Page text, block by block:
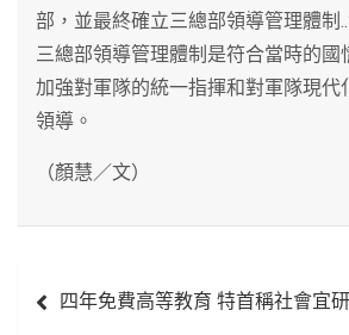
部，並最終確立三總部領導管理體制
三總部領導管理體制是符合當時的國
加強對軍隊的統一指揮和對軍隊現代
領導。
（顏慧／文）
章
四年免費高等教育 特首稱社會宜